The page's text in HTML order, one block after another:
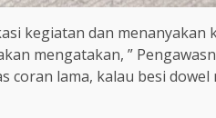
kegiatan dan menanyakan
mengatakan, ”
coran lama, kalau besi